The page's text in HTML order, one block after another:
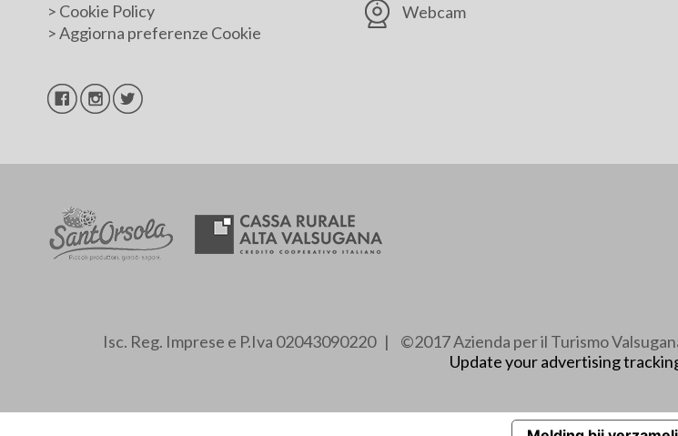
> Cookie Policy
>Aggiorna preferenze Cookie
Webcam
Isc. Reg. Imprese e P.Iva 02043090220 | ©2017 Azienda per il Turismo
Update your advertising